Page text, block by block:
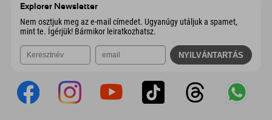
Explorer Newsletter
Nem osztjuk meg az e-mail címedet. Ugyanúgy utáljuk a spamet,
mint te. Ígérjük! Bármikor leiratkozhatsz.